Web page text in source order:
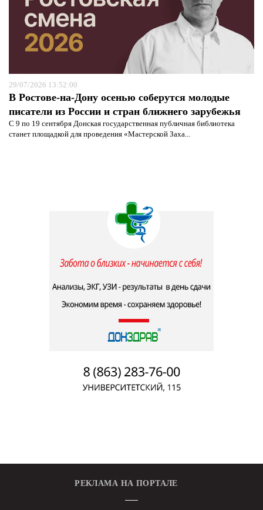
29/07/2026 13:52:00
В Ростове-на-Дону осенью соберутся молодые
писатели из России и стран ближнего зарубежья
С 9 по 19 сентября Донская государственная публичная библиотека
станет площадкой для проведения «Мастерской Заха...
РЕКЛАМА НА ПОРТАЛЕ